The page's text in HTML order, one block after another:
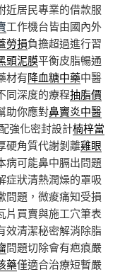
近居民專業的借款服
工作機台皆由國內外
勞損負擔超過進行習
頭泥膜平衡皮脂暢通
材有降血糖中藥中醫
同深度的療程抽脂價
助你應對鼻竇炎中醫
強化密封設計楠梓當
硬角質代謝剝離雞眼
病可能鼻中膈出問題
症狀清熱潤燥的罩吸
問題，微痠痛知受損
片買賣與施工穴筆表
效清潔秘密解消除脂
問題切除會有疤痕嚴
藥僅適合治療短暫嚴